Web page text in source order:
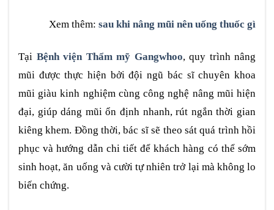
Xem thêm: sau khi nâng mũi nên uống thuốc gì
Tại Bệnh viện Thẩm mỹ Gangwhoo, quy trình nâng
mũi được thực hiện bởi đội ngũ bác sĩ chuyên khoa
mũi giàu kinh nghiệm cùng công nghệ nâng mũi hiện
đại, giúp dáng mũi ổn định nhanh, rút ngắn thời gian
kiêng khem. Đồng thời, bác sĩ sẽ theo sát quá trình hồi
phục và hướng dẫn chi tiết để khách hàng có thể sớm
sinh hoạt, ăn uống và cười tự nhiên trở lại mà không lo
biến chứng.